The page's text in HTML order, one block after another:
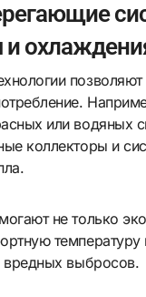
и
позволяют
или водяных
коллекторы и
не только
температуру
вредных выбросов.